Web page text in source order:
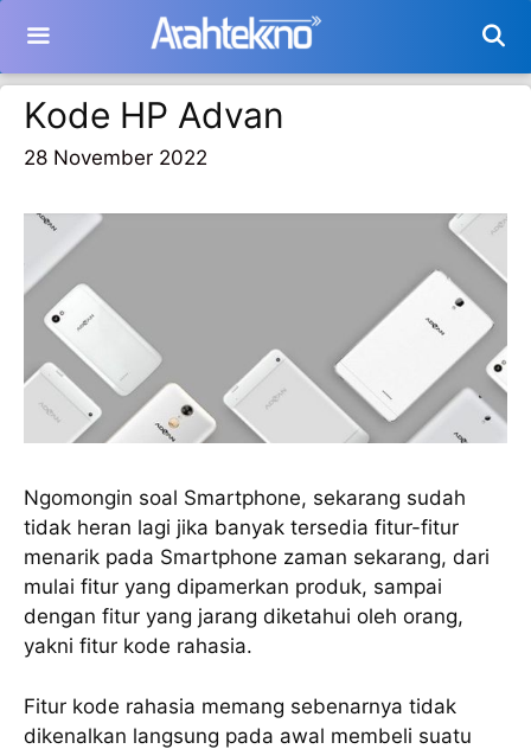
isi
Kode HP Advan
28 November 2022
Ngomongin soal Smartphone, sekarang sudah
tidak heran lagi jika banyak tersedia fitur-fitur
menarik pada Smartphone zaman sekarang, dari
mulai fitur yang dipamerkan produk, sampai
dengan fitur yang jarang diketahui oleh orang,
yakni fitur kode rahasia.
Fitur kode rahasia memang sebenarnya tidak
dikenalkan langsung pada awal membeli suatu